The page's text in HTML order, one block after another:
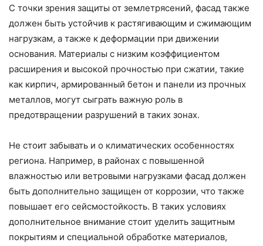
С точки зрения защиты от землетрясений, фасад также
должен быть устойчив к растягивающим и сжимающим
нагрузкам, а также к деформации при движении
основания. Материалы с низким коэффициентом
расширения и высокой прочностью при сжатии, такие
как кирпич, армированный бетон и панели из прочных
металлов, могут сыграть важную роль в
предотвращении разрушений в таких зонах.
Не стоит забывать и о климатических особенностях
региона. Например, в районах с повышенной
влажностью или ветровыми нагрузками фасад должен
быть дополнительно защищен от коррозии, что также
повышает его сейсмостойкость. В таких условиях
дополнительное внимание стоит уделить защитным
покрытиям и специальной обработке материалов,